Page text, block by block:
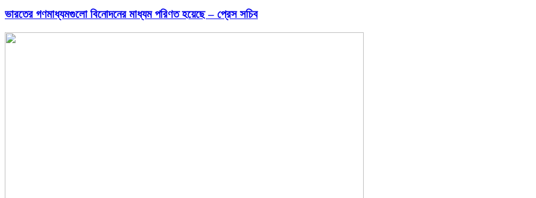
ভারতের গণমাধ্যমগুলো বিনোদনের মাধ্যম পরিণত হয়েছে – প্রেস সচিব